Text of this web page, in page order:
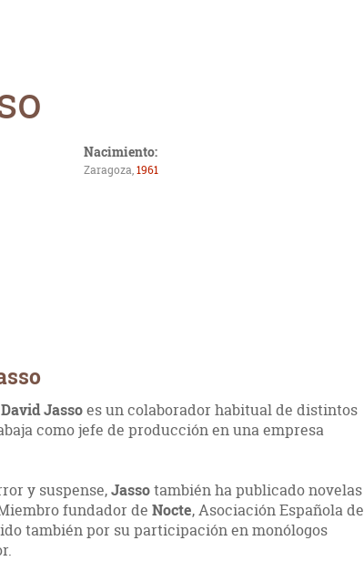
Nacimiento:
Zaragoza,1961
David Jassoes un colaborador habitual de distintos
como jefe de producción en una empresa
y suspense,Jassotambién ha publicado novelas
fundador de Nocte, Asociación Española de
también por su participación en monólogos